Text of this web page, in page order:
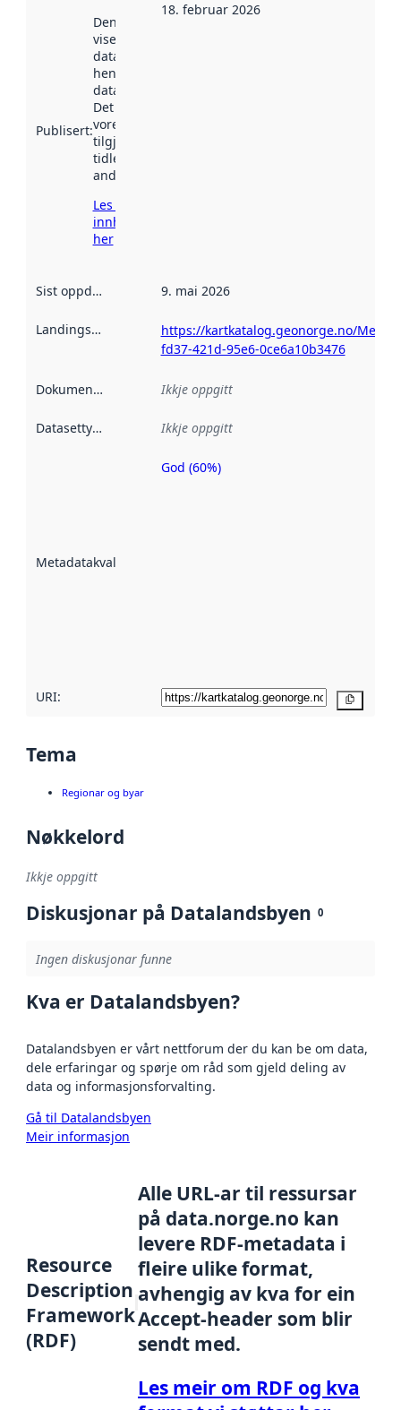
Publisert:
Denne datoen
viser når
datasettet vart
henta inn av
data.norge.no.
Det kan ha
vore
tilgjengeleg
tidlegare
andre stader.
Les meir om
innhenting
her
18. februar 2026
Sist oppdatert 9. mai 2026
Landingsside
https://kartkatalog.geonorge.no/
fd37-421d-95e6-0ce6a10b3476
Dokumentasjon Ikkje oppgitt
Datasettype Ikkje oppgitt
Metadatakvalitet
Metadatakvalitet
God (60%)
URI:
Tema
Regionar og byar
Nøkkelord
Ikkje oppgitt
Diskusjonar på Datalandsbyen 0
Ingen diskusjonar funne
Kva er Datalandsbyen?
Datalandsbyen er vårt nettforum der du kan be om data,
dele erfaringar og spørje om råd som gjeld deling av
data og informasjonsforvalting.
Gå til Datalandsbyen
Meir informasjon
Resource
Description
Framework
(RDF)
Alle URL-ar til ressursar
på data.norge.no kan
levere RDF-metadata i
fleire ulike format,
avhengig av kva for ein
Accept-header som blir
sendt med.
Les meir om RDF og kva